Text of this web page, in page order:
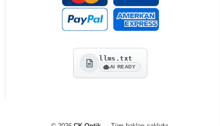
llms.txt
AI READY